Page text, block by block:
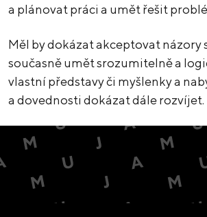
a plánovat práci a umět řešit
Měl by dokázat akceptovat názory
současně umět srozumitelně a
vlastní představy či myšlenky a
a dovednosti dokázat dále rozvíjet.